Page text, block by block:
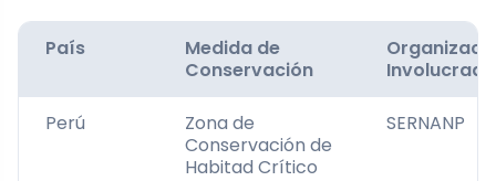
País
Medida de
Conservación
Involucrada
Perú
Zona de
Conservación de
Habitad Crítico
SERNANP